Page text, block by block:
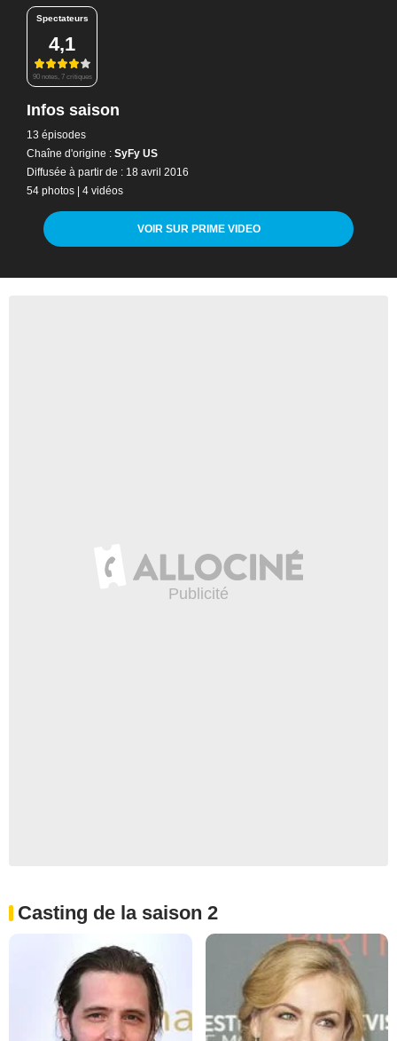
Spectateurs
4,1
90 notes, 7 critiques
Infos saison
13 épisodes
Chaîne d'origine : SyFy US
Diffusée à partir de : 18 avril 2016
54 photos | 4 vidéos
VOIR SUR PRIME VIDEO
Casting de la saison 2